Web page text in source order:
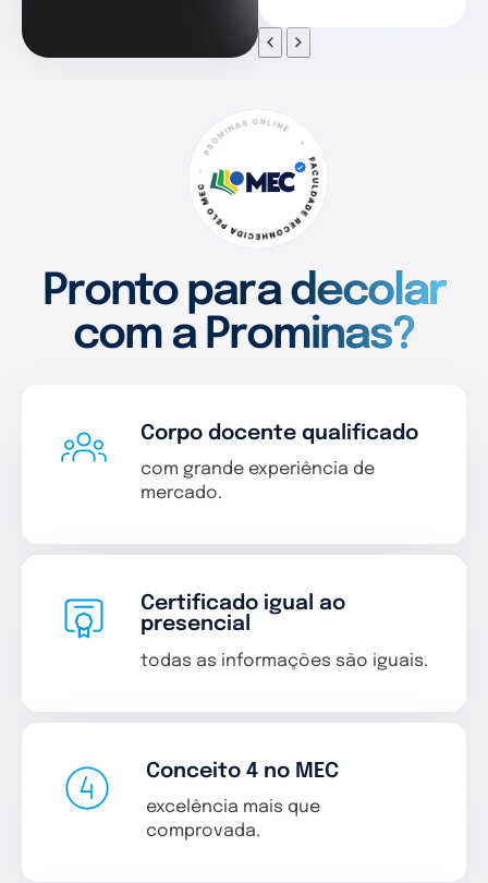
Pronto para decolar
com a Prominas?
Corpo docente qualificado
com grande experiência de
mercado.
Certificado igual ao
presencial
todas as informações são iguais.
Conceito 4 no MEC
excelência mais que
comprovada.